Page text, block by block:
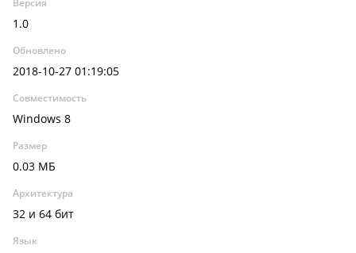
Версия
1.0
Обновлено
2018-10-27 01:19:05
Совместимость
Windows 8
Размер
0.03 МБ
Архитектура
32 и 64 бит
Язык